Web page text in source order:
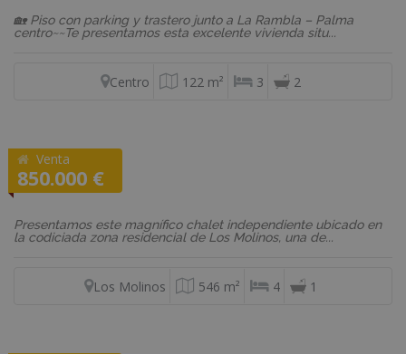
🏡 Piso con parking y trastero junto a La Rambla – Palma
centro~~Te presentamos esta excelente vivienda situ...
Centro 122 m² 3 2
Venta
850.000 €
REF: 01701
Chalet
Presentamos este magnífico chalet independiente ubicado en
la codiciada zona residencial de Los Molinos, una de...
Los Molinos 546 m² 4 1